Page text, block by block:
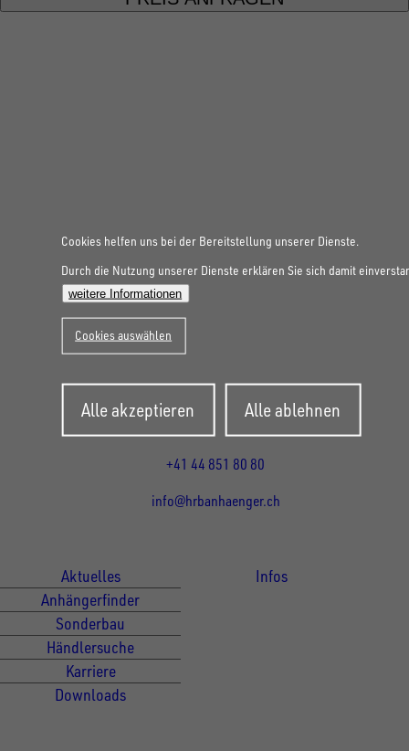
UNSINN Fahrzeugtechnik Standort Schweiz
HRB Heinemann AG
Wehntalerstrasse 5
Mo-Fr: 07:30 - 12:00 Uhr
13:15 - 17:30 Uhr
+41 44 851 80 80
info@hrbanhaenger.ch
Aktuelles
Anhängerfinder
Sonderbau
Händlersuche
Karriere
Downloads
Infos
Cookies helfen uns bei der Bereitstellung unserer Dienste.
Durch die Nutzung unserer Dienste erklären Sie sich damit
weitere Informationen
Cookies auswählen
Alle akzeptieren
zurückziehen
Alle ablehnen